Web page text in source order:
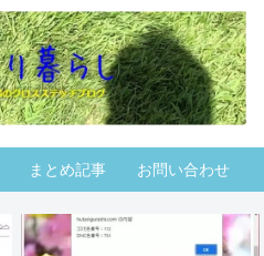
まとめ記事 お問い合わせ